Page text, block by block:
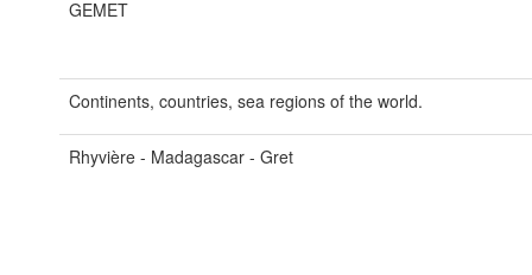
GEMET
Continents, countries, sea regions of the world.
Rhyvière - Madagascar - Gret